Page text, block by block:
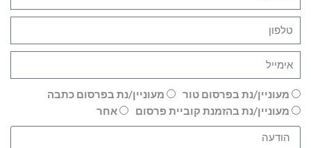
מעוניין/נת בפרסום טור
מעוניין/נת בפרסום כתבה
מעוניין/נת בהזמנת קוביית פרסום
אחר